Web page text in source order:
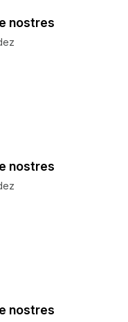
nostres
nostres
nostres